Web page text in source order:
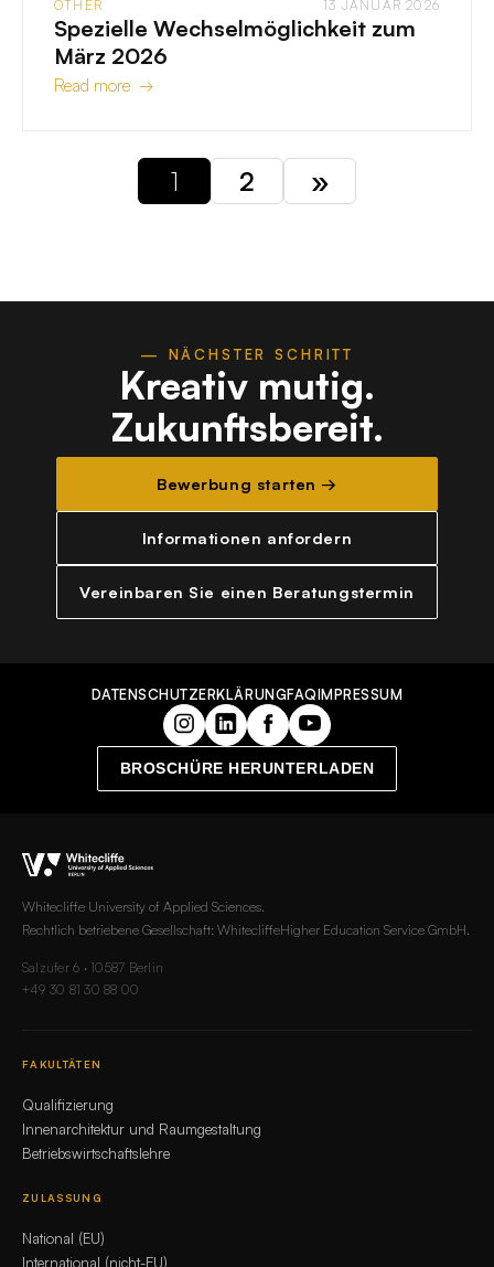
OTHER 13 JANUAR 2026
Spezielle Wechselmöglichkeit zum
März 2026
Read more →
1 2 »
— NÄCHSTER SCHRITT
Kreativ mutig.
Zukunftsbereit.
Bewerbung starten →
Informationen anfordern
Vereinbaren Sie einen Beratungstermin
DATENSCHUTZERKLÄRUNGFAQIMPRESSUM
BROSCHÜRE HERUNTERLADEN
Whitecliffe University of Applied Sciences.
Rechtlich betriebene Gesellschaft: WhitecliffeHigher Education Service GmbH.
Salzufer 6 · 10587 Berlin
+49 30 81 30 88 00
FAKULTÄTEN
Qualifizierung
Innenarchitektur und Raumgestaltung
Betriebswirtschaftslehre
ZULASSUNG
National (EU)
International (nicht-EU)